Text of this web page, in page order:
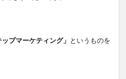
ップマーケティング」 というものを